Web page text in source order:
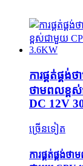
ការផ្គត់ផ្គ
ថាមពលខ្ពស់
DC 12V
ច្រើនទៀត
ការផ្គត់ផ្គង់